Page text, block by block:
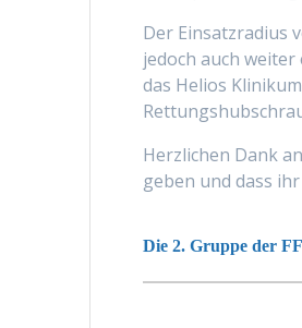
Der Einsatzradius
jedoch auch
das Helios
Herzlichen Dank
geben und dass
Die 2. Gruppe der